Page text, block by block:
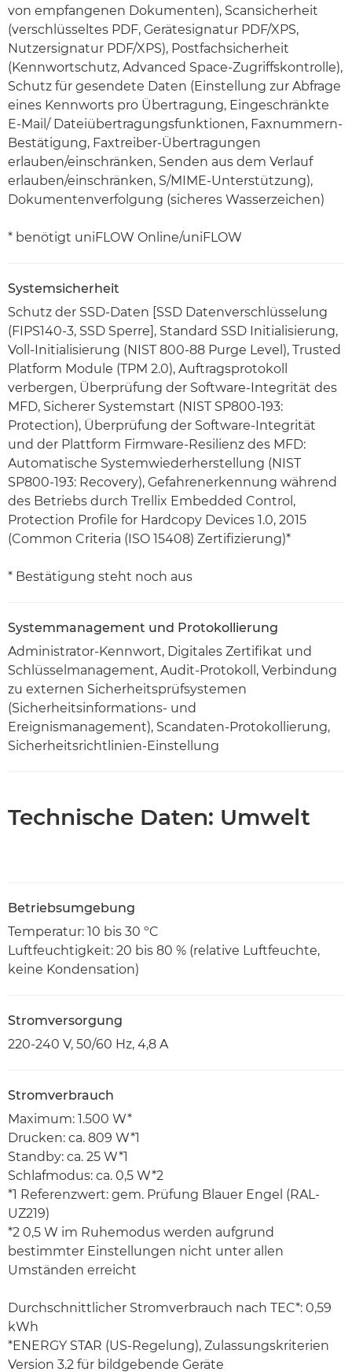
von empfangenen Dokumenten), Scansicherheit
(verschlüsseltes PDF, Gerätesignatur PDF/XPS,
Nutzersignatur PDF/XPS), Postfachsicherheit
(Kennwortschutz, Advanced Space-Zugriffskontrolle),
Schutz für gesendete Daten (Einstellung zur Abfrage
eines Kennworts pro Übertragung, Eingeschränkte
E-Mail/ Dateiübertragungsfunktionen, Faxnummern-
Bestätigung, Faxtreiber-Übertragungen
erlauben/einschränken, Senden aus dem Verlauf
erlauben/einschränken, S/MIME-Unterstützung),
Dokumentenverfolgung (sicheres Wasserzeichen)
* benötigt uniFLOW Online/uniFLOW
Systemsicherheit
Schutz der SSD-Daten [SSD Datenverschlüsselung
(FIPS140-3, SSD Sperre], Standard SSD Initialisierung,
Voll-Initialisierung (NIST 800-88 Purge Level), Trusted
Platform Module (TPM 2.0), Auftragsprotokoll
verbergen, Überprüfung der Software-Integrität des
MFD, Sicherer Systemstart (NIST SP800-193:
Protection), Überprüfung der Software-Integrität
und der Plattform Firmware-Resilienz des MFD:
Automatische Systemwiederherstellung (NIST
SP800-193: Recovery), Gefahrenerkennung während
des Betriebs durch Trellix Embedded Control,
Protection Profile for Hardcopy Devices 1.0, 2015
(Common Criteria (ISO 15408) Zertifizierung)*
* Bestätigung steht noch aus
Systemmanagement und Protokollierung
Administrator-Kennwort, Digitales Zertifikat und
Schlüsselmanagement, Audit-Protokoll, Verbindung
zu externen Sicherheitsprüfsystemen
(Sicherheitsinformations- und
Ereignismanagement), Scandaten-Protokollierung,
Sicherheitsrichtlinien-Einstellung
Technische Daten: Umwelt
Betriebsumgebung
Temperatur: 10 bis 30 ºC
Luftfeuchtigkeit: 20 bis 80 % (relative Luftfeuchte,
keine Kondensation)
Stromversorgung
220-240 V, 50/60 Hz, 4,8 A
Stromverbrauch
Maximum: 1.500 W*
Drucken: ca. 809 W*1
Standby: ca. 25 W*1
Schlafmodus: ca. 0,5 W*2
*1 Referenzwert: gem. Prüfung Blauer Engel (RAL-
UZ219)
*2 0,5 W im Ruhemodus werden aufgrund
bestimmter Einstellungen nicht unter allen
Umständen erreicht
Durchschnittlicher Stromverbrauch nach TEC*: 0,59
kWh
*ENERGY STAR (US-Regelung), Zulassungskriterien
Version 3.2 für bildgebende Geräte